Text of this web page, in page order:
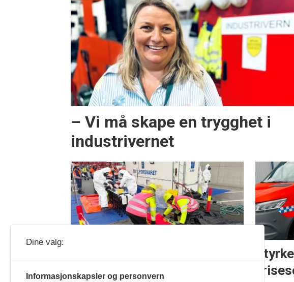
– Vi må skape en trygghet i
industrivernet
uvanlige hendelser
Dine valg:
Informasjonskapsler og personvern